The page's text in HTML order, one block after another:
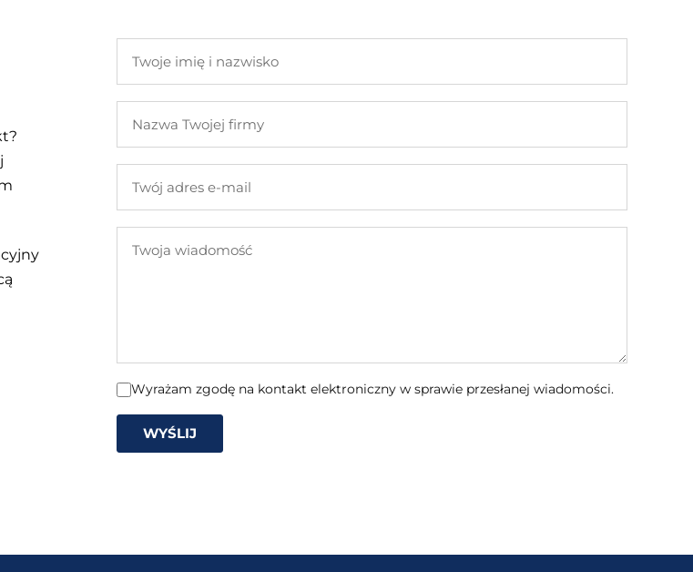
imię
nazwisko
Twojej
adres
mail
wiadomość
Wyrażam zgodę na kontakt elektroniczny w sprawie przesłanej wiadomości.
WYŚLIJ